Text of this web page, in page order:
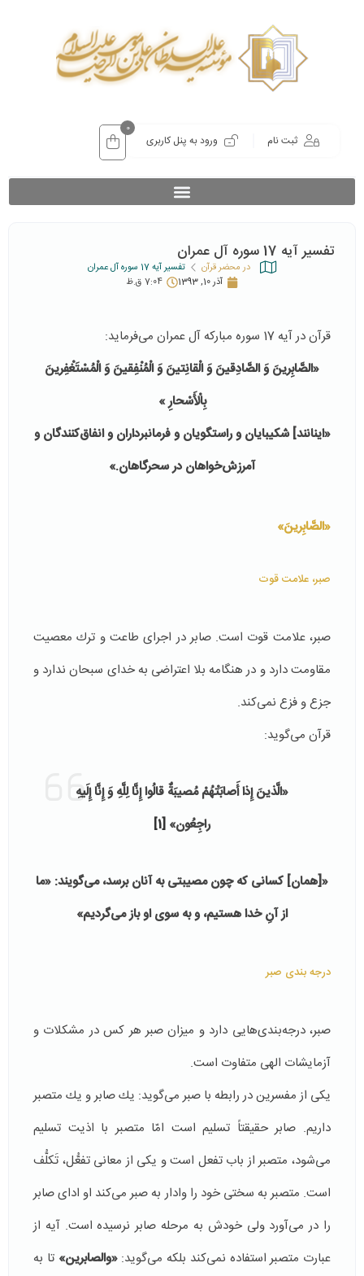
ثبت نام ورود به پنل کاربری
0
تفسیر آیه 17 سوره آل عمران
در محضر قرآن
تفسیر آیه 17 سوره آل عمران
آذر 10, 1393
7:04 ق.ظ
قرآن در آیه 17 سوره مبارکه آل عمران می‌فرماید:
«الصَّابِرینَ وَ الصَّادِقینَ وَ الْقانِتینَ وَ الْمُنْفِقینَ وَ الْمُسْتَغْفِرینَ
بِالْأَسْحارِ »
«اینانند] شكیبایان و راستگویان و فرمانبرداران و انفاق‏‌كنندگان و
آمرزش‏‌خواهان در سحرگاهان.»
«الصَّابِرینَ»
صبر، علامت قوت
صبر، علامت قوت است. صابر در اجرای طاعت و ترك معصیت
مقاومت دارد و در هنگامه بلا اعتراضی به خدای سبحان ندارد و
جزع و فزع نمی‌كند.
قرآن می‌گوید:
«الَّذینَ إِذا أَصابَتْهُمْ مُصیبَةٌ قالُوا إِنَّا لِلَّهِ‏ وَ إِنَّا إِلَیهِ
راجِعُون» [1]
«[همان‏] كسانى كه چون مصیبتى به آنان برسد، مى‏‌گویند: «ما
از آنِ خدا هستیم، و به سوى او باز مى‌‏گردیم»
درجه بندی صبر
صبر، درجه‌‌بندی‌هایی دارد و میزان صبر هر کس در مشكلات و
آزمایشات الهی متفاوت است.
یكی از مفسرین در رابطه با صبر می‌گوید: یك صابر و یك متصبر
داریم. صابر حقیقتاً تسلیم است امّا متصبر با اذیت تسلیم
می‌شود، متصبر از باب تفعل است و یكی از معانی تفعُّل، تَكلُّف
است. متصبر به سختی خود را وادار به صبر می‌كند او ادای صابر
را در می‌آورد ولی خودش به مرحله صابر نرسیده است. آیه از
عبارت متصبر استفاده نمی‌كند بلكه می‌گوید:«والصابرین» تا به